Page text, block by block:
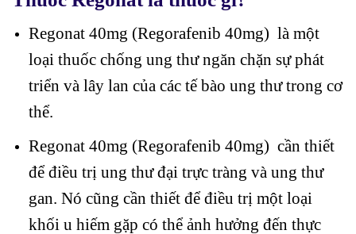
Regonat 40mg (Regorafenib 40mg) là một
loại thuốc chống ung thư ngăn chặn sự phát
triển và lây lan của các tế bào ung thư trong cơ
thể.
Regonat 40mg (Regorafenib 40mg) cần thiết
để điều trị ung thư đại trực tràng và ung thư
gan. Nó cũng cần thiết để điều trị một loại
khối u hiếm gặp có thể ảnh hưởng đến thực